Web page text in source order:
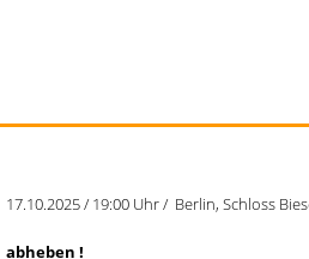
17.10.2025 / 19:00 Uhr / Berlin, Schloss
abheben !